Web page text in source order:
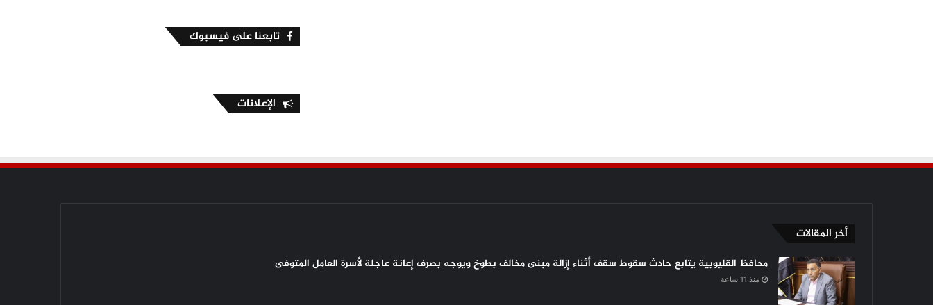
تابعنا على فيسبوك
الإعلانات
أخر المقالات
محافظ القليوبية يتابع حادث سقوط سقف أثناء إزالة مبنى مخالف بطوخ ويوجه بصرف إعانة عاجلة لأسرة العامل المتوفى
منذ 11 ساعة